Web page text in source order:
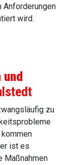
Anforderungen
wird.
zu
ist es
Maßnahmen